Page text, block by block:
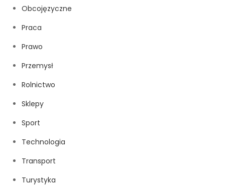
Obcojęzyczne
Praca
Prawo
Przemysł
Rolnictwo
Sklepy
Sport
Technologia
Transport
Turystyka